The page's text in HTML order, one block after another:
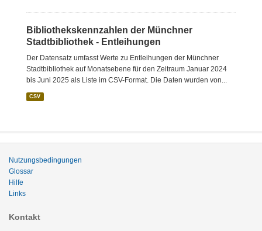
Bibliothekskennzahlen der Münchner
Stadtbibliothek - Entleihungen
Der Datensatz umfasst Werte zu Entleihungen der Münchner
Stadtbibliothek auf Monatsebene für den Zeitraum Januar 2024
bis Juni 2025 als Liste im CSV-Format. Die Daten wurden von...
CSV
Nutzungsbedingungen
Glossar
Hilfe
Links
Kontakt